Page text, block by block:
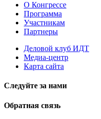
О Конгрессе
Программа
Участникам
Партнеры
Деловой клуб ИДТ
Медиа-центр
Карта сайта
Следуйте за нами
Обратная связь